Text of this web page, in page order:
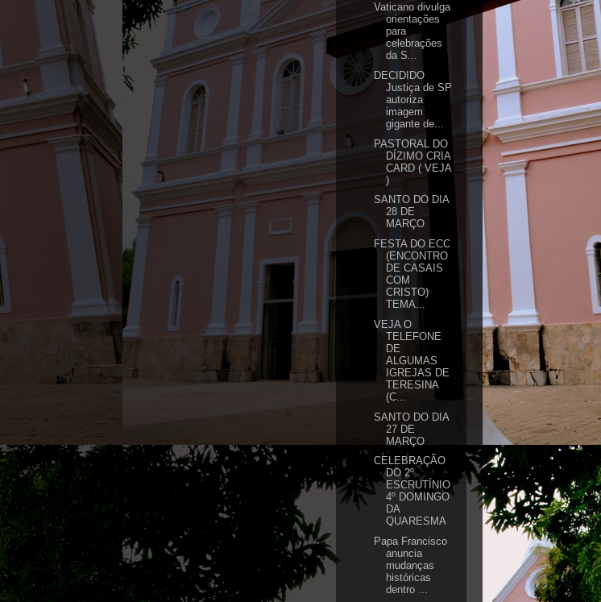
Vaticano divulga
orientações
para
celebrações
da S...
DECIDIDO
Justiça de SP
autoriza
imagem
gigante de...
PASTORAL DO
DÍZIMO CRIA
CARD ( VEJA
)
SANTO DO DIA
28 DE
MARÇO
FESTA DO ECC
(ENCONTRO
DE CASAIS
COM
CRISTO)
TEMA...
VEJA O
TELEFONE
DE
ALGUMAS
IGREJAS DE
TERESINA
(C...
SANTO DO DIA
27 DE
MARÇO
CELEBRAÇÃO
DO 2º
ESCRUTÍNIO
4º DOMINGO
DA
QUARESMA
Papa Francisco
anuncia
mudanças
históricas
dentro ...